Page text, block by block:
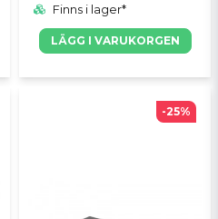
Finns i lager*
LÄGG I VARUKORGEN
-25%